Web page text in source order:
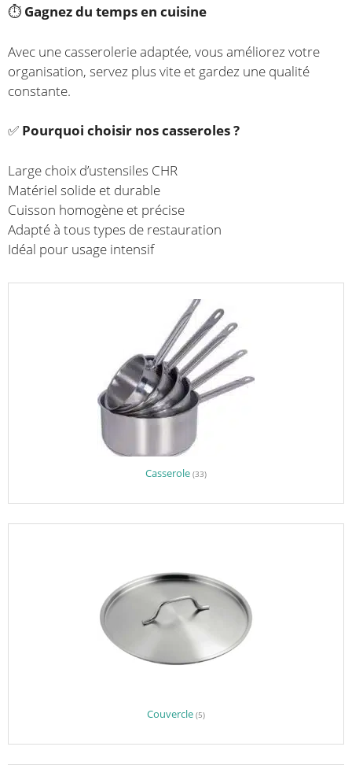
⏱️ Gagnez du temps en cuisine
Avec une casserolerie adaptée, vous améliorez votre
organisation, servez plus vite et gardez une qualité
constante.
✅ Pourquoi choisir nos casseroles ?
Large choix d’ustensiles CHR
Matériel solide et durable
Cuisson homogène et précise
Adapté à tous types de restauration
Idéal pour usage intensif
Casserole (33)
Couvercle (5)